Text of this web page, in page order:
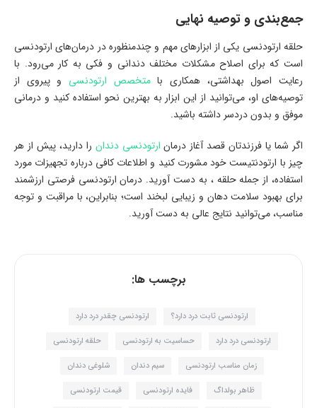
جمع‌بندی و توصیه نهایی
حلقه ارتودنسی یکی از ابزارهای مهم و چندمنظوره در درمان‌های ارتودنسی
است که برای اصلاح مشکلات مختلف دندانی و فکی به کار می‌رود. با
رعایت اصول بهداشتی، همکاری بامتخصص ارتودنسی و پیروی از
توصیه‌های او، می‌توانید از این ابزار به بهترین نحو استفاده کنید و درمانی
موفق و بدون دردسر داشته باشید.
اگر شما یا فرزندتان قصد آغاز درمان ارتودنسی دندان را دارید، پیش از هر
چیز با ارتودنتیست خود مشورت کنید و اطلاعات کافی درباره تجهیزات مورد
استفاده، از جمله حلقه ، به دست آورید. درمان ارتودنسی فرصتی ارزشمند
برای بهبود سلامت دهان و زیبایی لبخند است؛ بنابراین، با مراقبت و توجه
مناسب، می‌توانید نتایج عالی به دست آورید.
برچسب ها:
ارتودنسی ثابت درد دارد؟ ارتودنسی چقدر درد دارد
ارتودنسی درد دارد حساسیت به ارتودنسی حلقه ارتودنسی
زمان مناسب ارتودنسی سیم دندان شلوغی دندان
ظاهر بولداگ فایده ارتودنسی قیمت ارتودنسی